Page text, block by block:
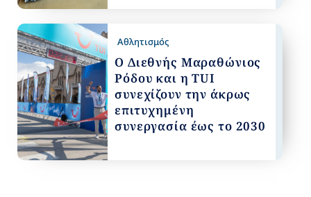
Αθλητισμός
Ο Διεθνής Μαραθώνιος
Ρόδου και η TUI
συνεχίζουν την άκρως
επιτυχημένη
συνεργασία έως το 2030